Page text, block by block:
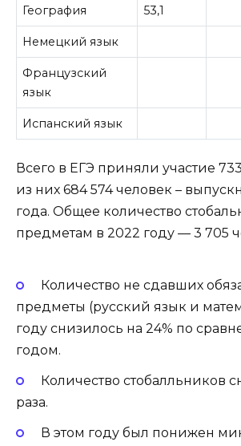
География 53,1
Немецкий язык
Французский
язык
Испанский язык
Всего в ЕГЭ приняли участие
из них 684 574 человек –
года. Общее количество
предметам в 2022 году — 3 705
Количество не сдавших
предметы (русский язык и
году снизилось на 24% по
годом.
Количество стобалльников
раза.
В этом году был понижен